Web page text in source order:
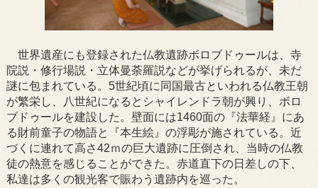
世界遺産にも登録された仏教遺跡ボロブドゥールは、寺
院説・修行場説・立体曼荼羅説などが挙げられるが、未だ
謎に包まれている。5世紀頃に同国最古といわれる仏教王朝
が繁栄し、八世紀になるとシャイレンドラ朝が興り、ボロ
ブドゥールを建設した。壁面には1460面の『法華経』にあ
る財前童子の物語と『本生絵』の浮彫が施されている。近
づくに連れて高さ42ｍの巨大遺跡に圧倒され、当時の仏教
徒の熱意を感じることができた。赤道直下の日差しの下、
私達は多くの観光客で賑わう遺跡内を巡った。